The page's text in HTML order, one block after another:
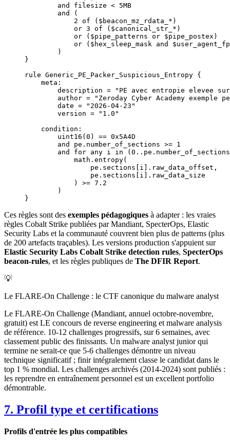
        and filesize < 5MB
        and (
            2 of ($beacon_mz_rdata_*)
            or 3 of ($canonical_str_*)
            or ($pipe_patterns or $pipe_postex)
or ($hex_sleep_mask and
        )
}
rule Generic_PE_Packer_Suspicious_Entropy {
    meta:
description = "PE avec entropie elevee
author = "Zeroday Cyber Academy exemple
        date = "2026-04-23"
        version = "1.0"
    condition:
        uint16(0) == 0x5A4D
        and pe.number_of_sections >= 1
and for any i in
            math.entropy(
                pe.sections[i].raw_data_offset,
                pe.sections[i].raw_data_size
            ) >= 7.2
        )
}
Ces règles sont des exemples pédagogiques à adapter : les vraies
règles Cobalt Strike publiées par Mandiant, SpecterOps, Elastic
Security Labs et la communauté couvrent bien plus de patterns (plus
de 200 artefacts traçables). Les versions production s'appuient sur
Elastic Security Labs Cobalt Strike detection rules, SpecterOps
beacon-rules, et les règles publiques de The DFIR Report.
💡
Le FLARE-On Challenge : le CTF canonique du malware analyst
Le FLARE-On Challenge (Mandiant, annuel octobre-novembre,
gratuit) est LE concours de reverse engineering et malware analysis
de référence. 10-12 challenges progressifs, sur 6 semaines, avec
classement public des finissants. Un malware analyst junior qui
termine ne serait-ce que 5-6 challenges démontre un niveau
technique significatif ; finir intégralement classe le candidat dans le
top 1 % mondial. Les challenges archivés (2014-2024) sont publiés :
les reprendre en entraînement personnel est un excellent portfolio
démontrable.
7. Profil type et certifications
Profils d'entrée les plus compatibles